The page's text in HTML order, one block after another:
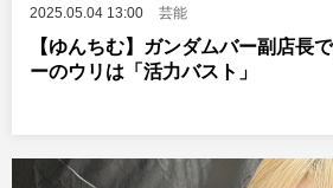
2025.05.04 13:00 芸能
【ゆんちむ】ガンダムバー副店長
ーのウリは「活力バスト」